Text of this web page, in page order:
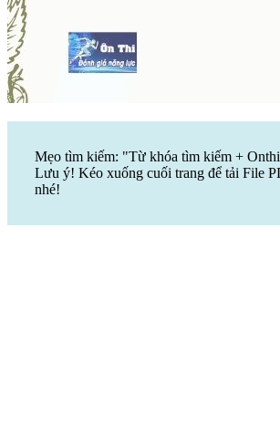
Mẹo tìm kiếm: "Từ khóa tìm kiếm +
Lưu ý! Kéo xuống cuối trang để tải File
nhé!